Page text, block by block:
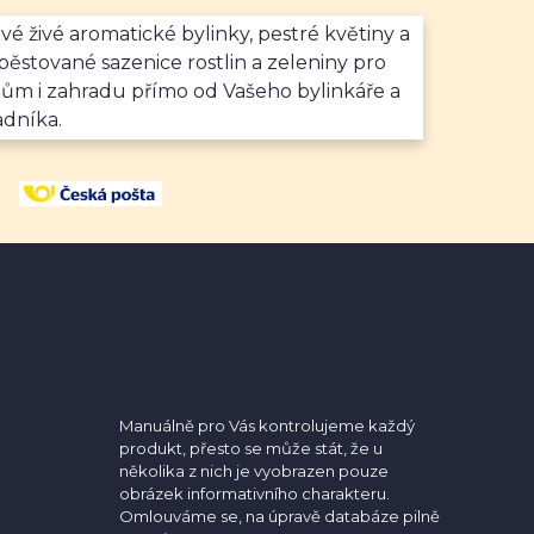
živé aromatické bylinky, pestré květiny a
sazenice rostlin a zeleniny pro
i zahradu přímo od Vašeho bylinkáře a
Manuálně pro Vás kontrolujeme každý
produkt, přesto se může stát, že u
několika z nich je vyobrazen pouze
obrázek informativního charakteru.
Omlouváme se, na úpravě databáze pilně